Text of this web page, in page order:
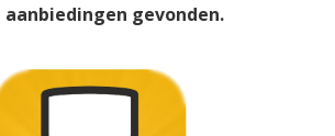
aanbiedingen gevonden.